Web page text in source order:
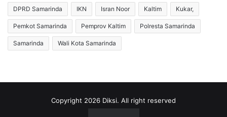
u
k
:
DPRD Samarinda IKN Isran Noor Kaltim Kukar,
Pemkot Samarinda Pemprov Kaltim Polresta Samarinda
Samarinda Wali Kota Samarinda
Copyright 2026 Diksi. All right reserved